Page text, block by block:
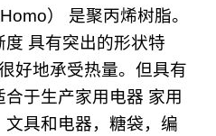
） 是聚丙烯树脂。
具有突出的形状特
好地承受热量。但具有
于生产家用电器 家用
文具和电器，糖袋，编